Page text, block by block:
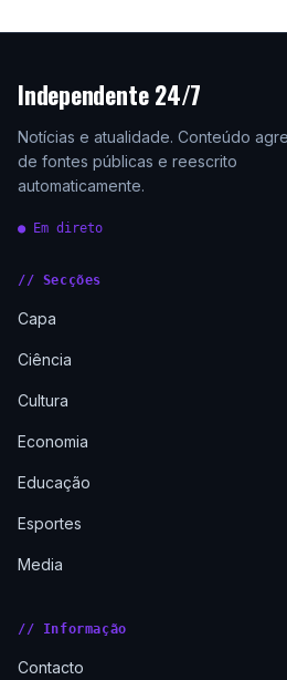
Independente 24/7
Notícias e atualidade. Conteúdo
de fontes públicas e reescrito
automaticamente.
● Em direto
// Secções
Capa
Ciência
Cultura
Economia
Educação
Esportes
Media
// Informação
Contacto